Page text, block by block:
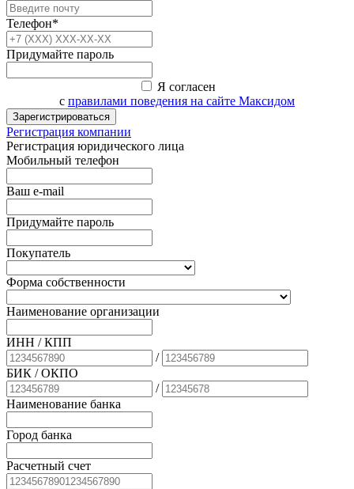
Телефон*
Придумайте пароль
Я согласен
с правилами поведения на сайте Максидом
Зарегистрироваться
Регистрация компании
Регистрация юридического лица
Мобильный телефон
Ваш e-mail
Придумайте пароль
Покупатель
Форма собственности
Наименование организации
ИНН / КПП
/
БИК / ОКПО
/
Наименование банка
Город банка
Расчетный счет